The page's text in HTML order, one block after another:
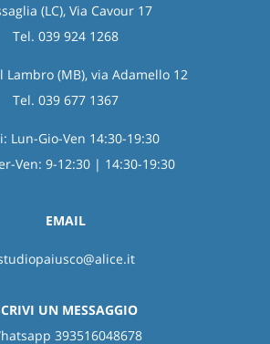
(LC), Via Cavour 17
Tel. 039 924 1268
Lambro (MB), via Adamello 12
Tel. 039 677 1367
Lun-Gio-Ven 14:30-19:30
Ven: 9-12:30 | 14:30-19:30
EMAIL
UN MESSAGGIO
393516048678